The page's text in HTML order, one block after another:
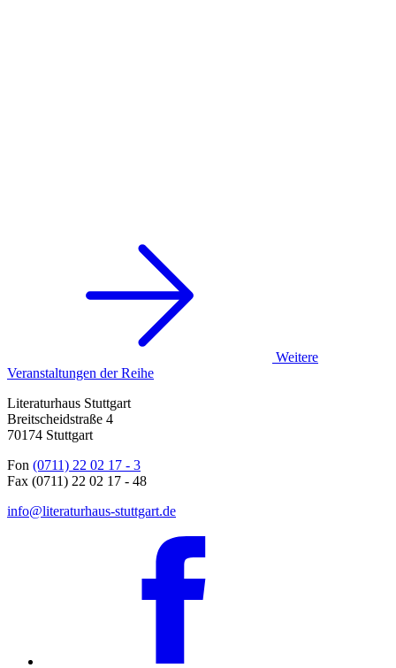
Weitere
Veranstaltungen der Reihe
Literaturhaus Stuttgart
Breitscheidstraße 4
70174 Stuttgart
Fon (0711) 22 02 17 - 3
Fax (0711) 22 02 17 - 48
info@literaturhaus-stuttgart.de